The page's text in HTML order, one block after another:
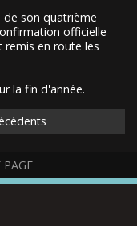
son quatrième
officielle
en route les
la fin d'année.